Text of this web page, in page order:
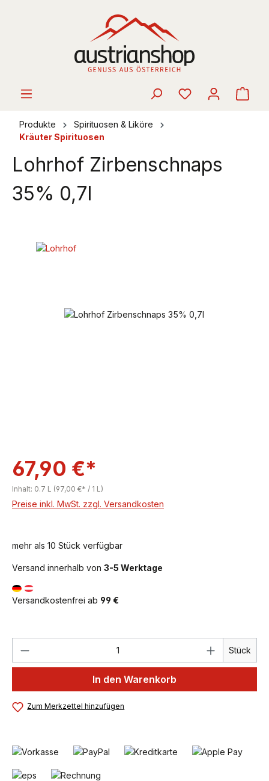
Produkte
Spirituosen & Liköre
Kräuter Spirituosen
Lohrhof Zirbenschnaps
35% 0,7l
Bildergalerie überspringen
67,90 €*
Inhalt: 0.7 L (97,00 €* / 1 L)
Preise inkl. MwSt. zzgl. Versandkosten
mehr als 10 Stück verfügbar
Versand innerhalb von 3-5 Werktage
Versandkostenfrei ab 99 €
Produkt Anzahl: Gib den Stück
In den Warenkorb
Zum Merkzettel hinzufügen